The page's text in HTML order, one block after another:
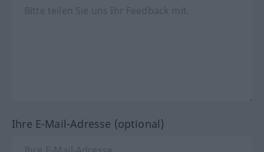
Ihre E-Mail-Adresse (optional)